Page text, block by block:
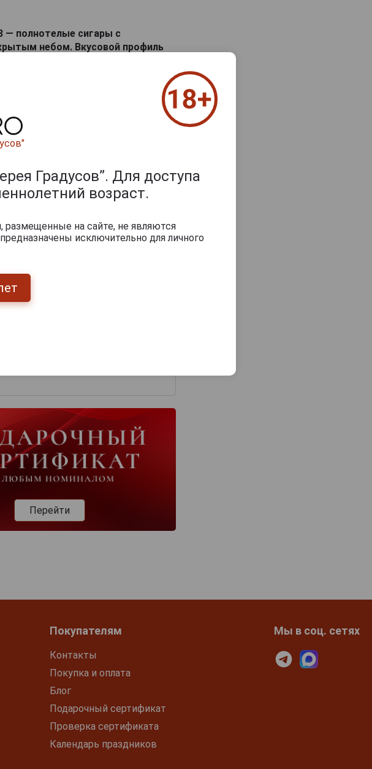
— полнотелые сигары с
небом. Вкусовой профиль
Перейти
Покупателям
Контакты
Покупка и оплата
Блог
Подарочный сертификат
Проверка сертификата
Календарь праздников
Мы в соц. сетях
Градусов”. Для доступа
возраст.
на сайте, не являются
исключительно для личного